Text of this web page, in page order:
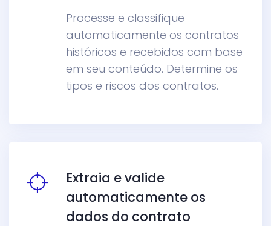
Processe e classifique
automaticamente os contratos
históricos e recebidos com base
em seu conteúdo. Determine os
tipos e riscos dos contratos.
Extraia e valide
automaticamente os
dados do contrato